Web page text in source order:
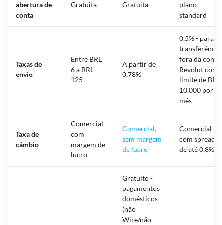
abertura de
conta
Gratuita Gratuita
plano
standard
Taxas de
envio
Entre BRL
6 a BRL
125
A partir de
0,78%
0,5% - para
fora da conta
Revolut com
limite de BRL
10.000 por
mês
Taxa de
câmbio
Comercial
com
margem de
lucro
Comercial,
sem margem
de lucro
Comercial
com spread
de até 0,8%
Gratuito -
pagamentos
domésticos
(não
Wire/não